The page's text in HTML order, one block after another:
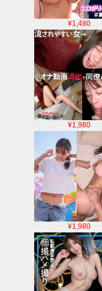
¥1,480
¥1,980
¥1,980